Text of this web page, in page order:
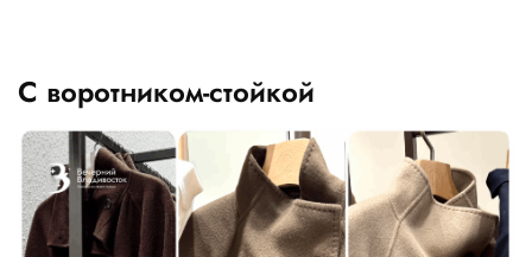
С воротником-стойкой